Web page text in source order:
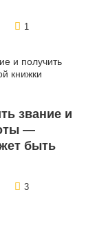
1
звание и
—
быть
3